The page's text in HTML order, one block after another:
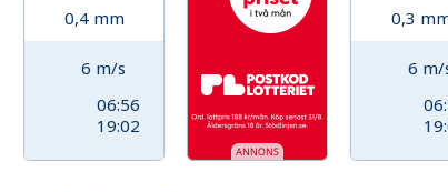
0,4 mm
6 m/s
06:56
19:02
0,3
6 m/